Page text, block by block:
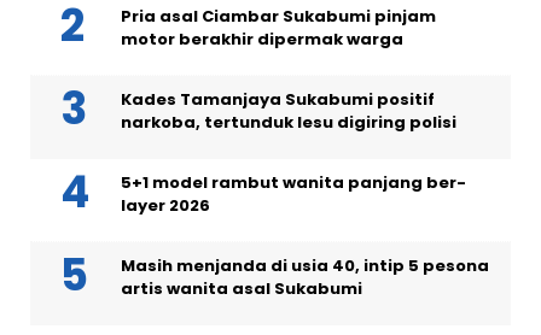
Pria asal Ciambar Sukabumi pinjam
motor berakhir dipermak warga
Kades Tamanjaya Sukabumi positif
narkoba, tertunduk lesu digiring polisi
5+1 model rambut wanita panjang ber-
layer 2026
Masih menjanda di usia 40, intip 5 pesona
artis wanita asal Sukabumi